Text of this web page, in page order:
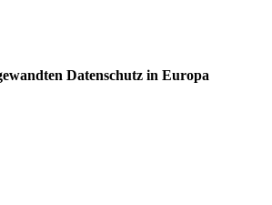
Datenschutz in Europa